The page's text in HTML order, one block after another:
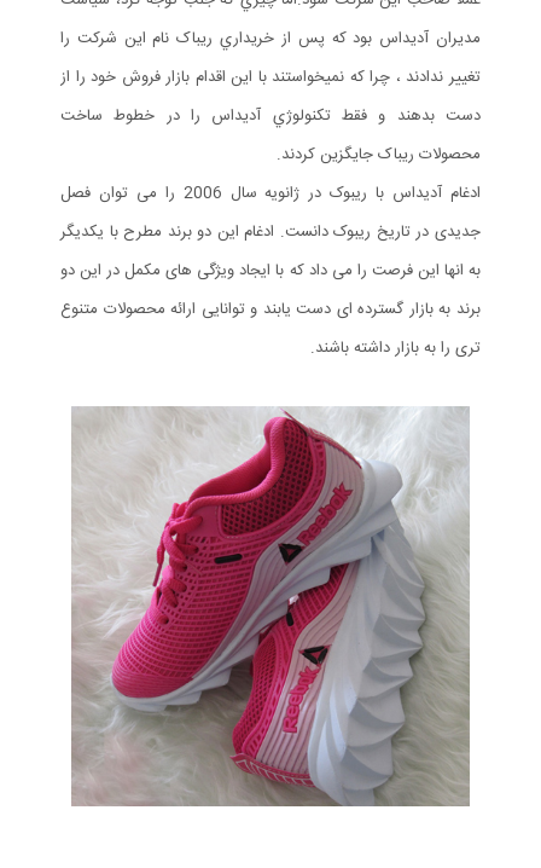
مديران آديداس بود که پس از خريداري ريباک نام اين شرکت را
تغيير ندادند ، چرا که نميخواستند با اين اقدام بازار فروش خود را از
دست بدهند و فقط تکنولوژي آديداس را در خطوط ساخت
محصولات ريباک جايگزين کردند.
ادغام آدیداس با ریبوک در ژانویه سال 2006 را می توان فصل
جدیدی در تاریخ ریبوک دانست. ادغام این دو برند مطرح با یکدیگر
به انها این فرصت را می داد که با ایجاد ویژگی های مکمل در این دو
برند به بازار گسترده ای دست یابند و توانایی ارائه محصولات متنوع
تری را به بازار داشته باشند.